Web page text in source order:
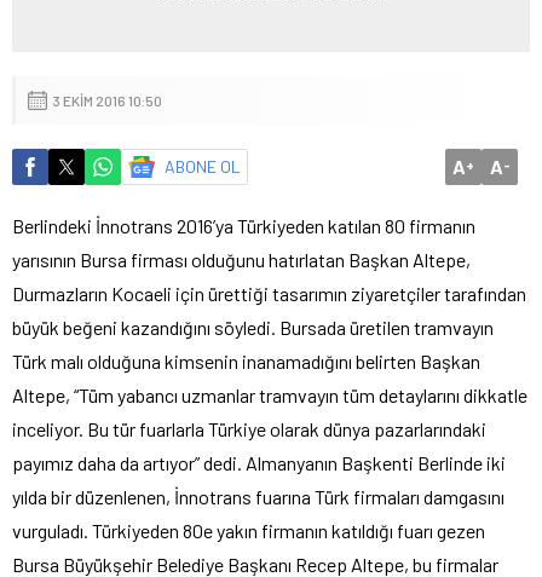
3 EKIM 2016 10:50
ABONE OL A+ A-
Berlindeki İnnotrans 2016’ya Türkiyeden katılan 80 firmanın
yarısının Bursa firması olduğunu hatırlatan Başkan Altepe,
Durmazların Kocaeli için ürettiği tasarımın ziyaretçiler tarafından
büyük beğeni kazandığını söyledi. Bursada üretilen tramvayın
Türk malı olduğuna kimsenin inanamadığını belirten Başkan
Altepe, “Tüm yabancı uzmanlar tramvayın tüm detaylarını dikkatle
inceliyor. Bu tür fuarlarla Türkiye olarak dünya pazarlarındaki
payımız daha da artıyor” dedi. Almanyanın Başkenti Berlinde iki
yılda bir düzenlenen, İnnotrans fuarına Türk firmaları damgasını
vurguladı. Türkiyeden 80e yakın firmanın katıldığı fuarı gezen
Bursa Büyükşehir Belediye Başkanı Recep Altepe, bu firmalar